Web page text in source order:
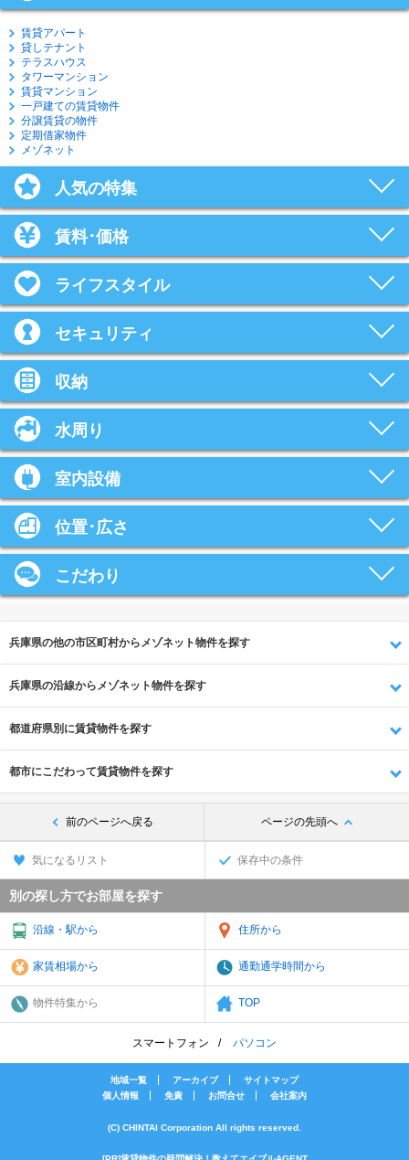
賃貸アパート
貸しテナント
テラスハウス
タワーマンション
賃貸マンション
一戸建ての賃貸物件
分譲賃貸の物件
定期借家物件
メゾネット
人気の特集
賃料･価格
ライフスタイル
セキュリティ
収納
水周り
室内設備
位置･広さ
こだわり
兵庫県の他の市区町村からメゾネット物件を探す
兵庫県の沿線からメゾネット物件を探す
都道府県別に賃貸物件を探す
都市にこだわって賃貸物件を探す
前のページへ戻る ページの先頭へ
気になるリスト 保存中の条件
別の探し方でお部屋を探す
沿線・駅から 住所から
家賃相場から 通勤通学時間から
物件特集から TOP
スマートフォン パソコン
地域一覧 アーカイブ
サイトマップ
個人情報
免責 お問合せ 会社案内
(C) CHINTAI Corporation All rights reserved.